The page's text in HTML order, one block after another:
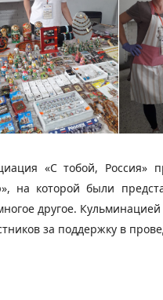
«С тобой,
на которой были
другое.
за поддержку в